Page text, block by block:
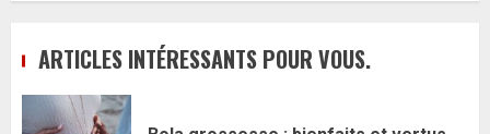
ARTICLES INTÉRESSANTS POUR VOUS.